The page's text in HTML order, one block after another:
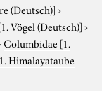
(Deutsch)]›
Vögel (Deutsch)]›
Columbidae [1.
Himalayataube